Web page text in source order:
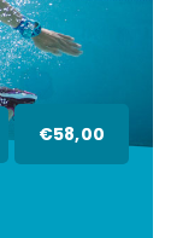
€58,00